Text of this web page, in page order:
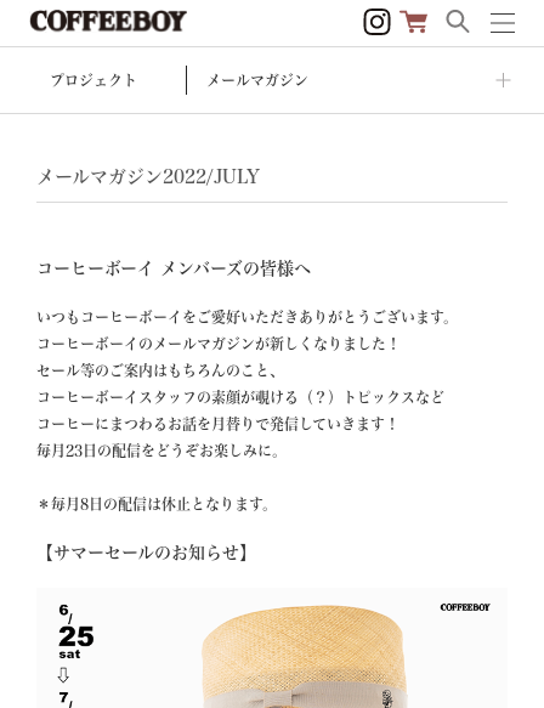
プロジェクト メールマガジン
メールマガジン2022/JULY
コーヒーボーイ メンバーズの皆様へ
いつもコーヒーボーイをご愛好いただきありがとうございます。
コーヒーボーイのメールマガジンが新しくなりました！
セール等のご案内はもちろんのこと、
コーヒーボーイスタッフの素顔が覗ける（？）トピックスなど
コーヒーにまつわるお話を月替りで発信していきます！
毎月23日の配信をどうぞお楽しみに。
＊毎月8日の配信は休止となります。
【サマーセールのお知らせ】